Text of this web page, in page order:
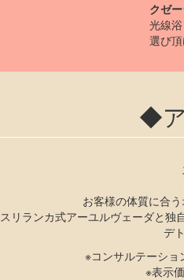
クゼ
光線
選び頂
◆
お客様の体質に合
スリランカ式アーユルヴェーダと独
デ
※コンサルテーショ
※表示